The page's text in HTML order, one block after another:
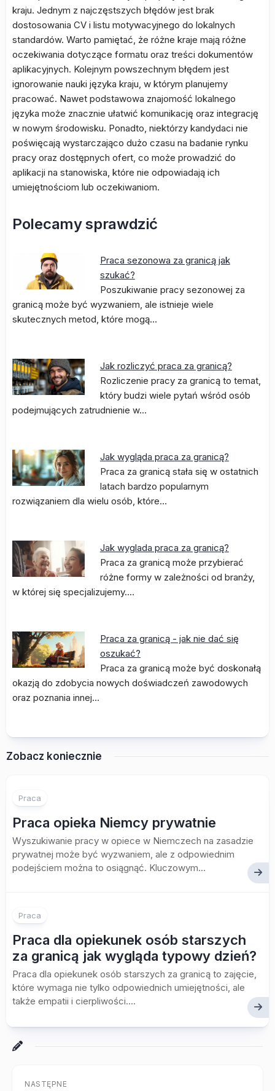
kraju. Jednym z najczęstszych błędów jest brak
dostosowania CV i listu motywacyjnego do lokalnych
standardów. Warto pamiętać, że różne kraje mają różne
oczekiwania dotyczące formatu oraz treści dokumentów
aplikacyjnych. Kolejnym powszechnym błędem jest
ignorowanie nauki języka kraju, w którym planujemy
pracować. Nawet podstawowa znajomość lokalnego
języka może znacznie ułatwić komunikację oraz integrację
w nowym środowisku. Ponadto, niektórzy kandydaci nie
poświęcają wystarczająco dużo czasu na badanie rynku
pracy oraz dostępnych ofert, co może prowadzić do
aplikacji na stanowiska, które nie odpowiadają ich
umiejętnościom lub oczekiwaniom.
Polecamy sprawdzić
Praca sezonowa za granicą jak
szukać?
Poszukiwanie pracy sezonowej za
granicą może być wyzwaniem, ale istnieje wiele
skutecznych metod, które mogą…
Jak rozliczyć praca za granicą?
Rozliczenie pracy za granicą to temat,
który budzi wiele pytań wśród osób
podejmujących zatrudnienie w…
Jak wygląda praca za granicą?
Praca za granicą stała się w ostatnich
latach bardzo popularnym
rozwiązaniem dla wielu osób, które…
Jak wyglada praca za granicą?
Praca za granicą może przybierać
różne formy w zależności od branży,
w której się specjalizujemy.…
Praca za granicą - jak nie dać się
oszukać?
Praca za granicą może być doskonałą
okazją do zdobycia nowych doświadczeń zawodowych
oraz poznania innej…
Zobacz koniecznie
Praca
Praca opieka Niemcy prywatnie
Wyszukiwanie pracy w opiece w Niemczech na zasadzie
prywatnej może być wyzwaniem, ale z odpowiednim
podejściem można to osiągnąć. Kluczowym...
Praca
Praca dla opiekunek osób starszych
za granicą jak wygląda typowy dzień?
Praca dla opiekunek osób starszych za granicą to zajęcie,
które wymaga nie tylko odpowiednich umiejętności, ale
także empatii i cierpliwości....
NASTĘPNE